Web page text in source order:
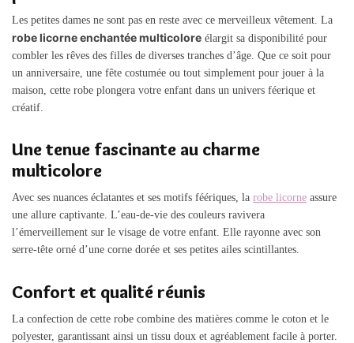
Les petites dames ne sont pas en reste avec ce merveilleux vêtement. La
robe licorne enchantée multicolore élargit sa disponibilité pour
combler les rêves des filles de diverses tranches d’âge. Que ce soit pour
un anniversaire, une fête costumée ou tout simplement pour jouer à la
maison, cette robe plongera votre enfant dans un univers féerique et
créatif.
Une tenue fascinante au charme
multicolore
Avec ses nuances éclatantes et ses motifs féériques, la robe licorne assure
une allure captivante. L’eau-de-vie des couleurs ravivera
l’émerveillement sur le visage de votre enfant. Elle rayonne avec son
serre-tête orné d’une corne dorée et ses petites ailes scintillantes.
Confort et qualité réunis
La confection de cette robe combine des matières comme le coton et le
polyester, garantissant ainsi un tissu doux et agréablement facile à porter.